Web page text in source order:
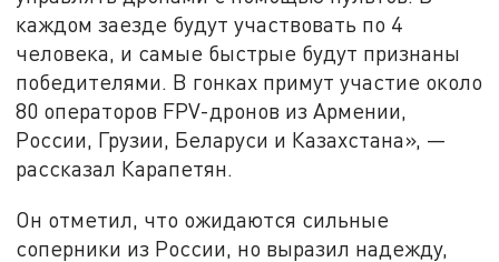
каждом заезде будут участвовать по 4
человека, и самые быстрые будут признаны
победителями. В гонках примут участие около
80 операторов FPV-дронов из Армении,
России, Грузии, Беларуси и Казахстана», —
рассказал Карапетян.
Он отметил, что ожидаются сильные
соперники из России, но выразил надежду,